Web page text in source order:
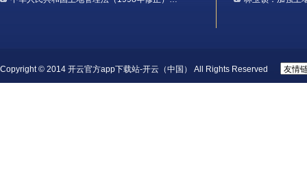
Copyright © 2014 开云官方app下载站-开云（中国） All Rights Reserved